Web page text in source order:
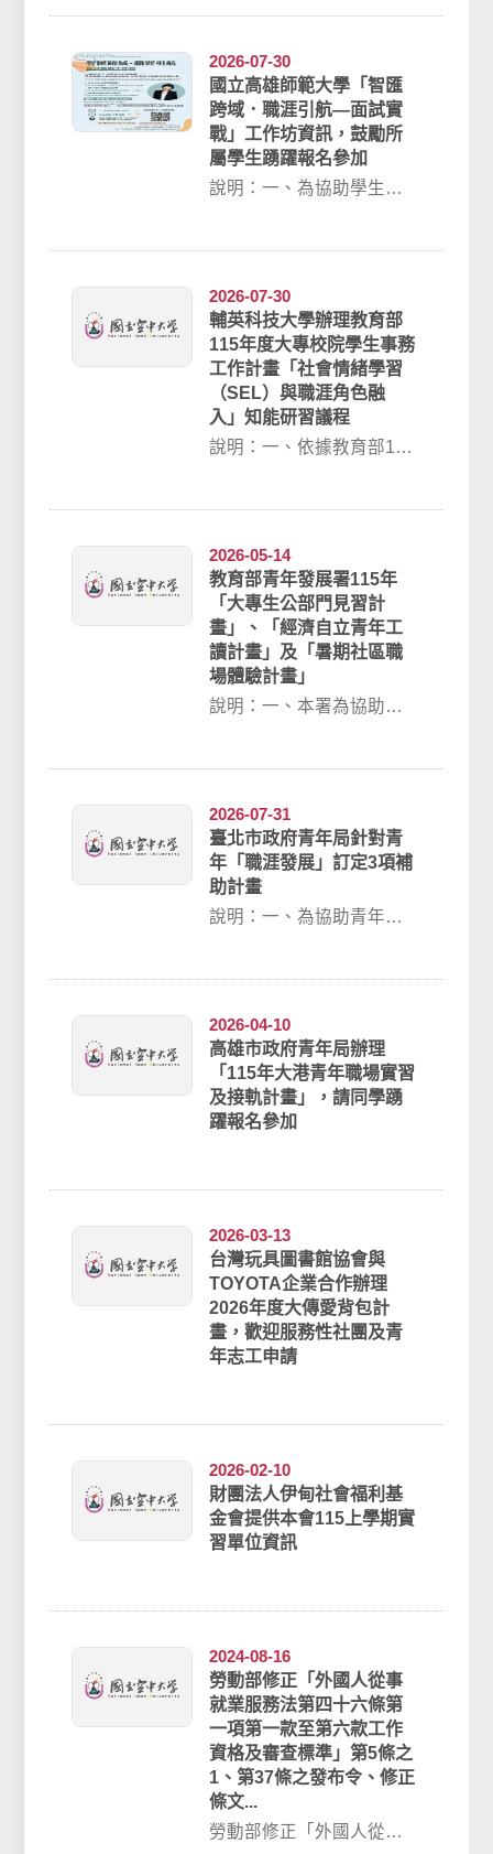
2026-07-30
國立高雄師範大學「智匯
跨域．職涯引航—面試實
戰」工作坊資訊，鼓勵所
屬學生踴躍報名參加
說明：一、為協助學生掌
2026-07-30
輔英科技大學辦理教育部
115年度大專校院學生事務
工作計畫「社會情緒學習
（SEL）與職涯角色融
入」知能研習議程
說明：一、依據教育部115
2026-05-14
教育部青年發展署115年
「大專生公部門見習計
畫」、「經濟自立青年工
讀計畫」及「暑期社區職
場體驗計畫」
說明：一、本署為協助大
2026-07-31
臺北市政府青年局針對青
年「職涯發展」訂定3項補
助計畫
說明：一、為協助青年積
2026-04-10
高雄市政府青年局辦理
「115年大港青年職場實習
及接軌計畫」，請同學踴
躍報名參加
2026-03-13
台灣玩具圖書館協會與
TOYOTA企業合作辦理
2026年度大傳愛背包計
畫，歡迎服務性社團及青
年志工申請
2026-02-10
財團法人伊甸社會福利基
金會提供本會115上學期實
習單位資訊
2024-08-16
勞動部修正「外國人從事
就業服務法第四十六條第
一項第一款至第六款工作
資格及審查標準」第5條之
1、第37條之發布令、修正
條文...
勞動部修正「外國人從事